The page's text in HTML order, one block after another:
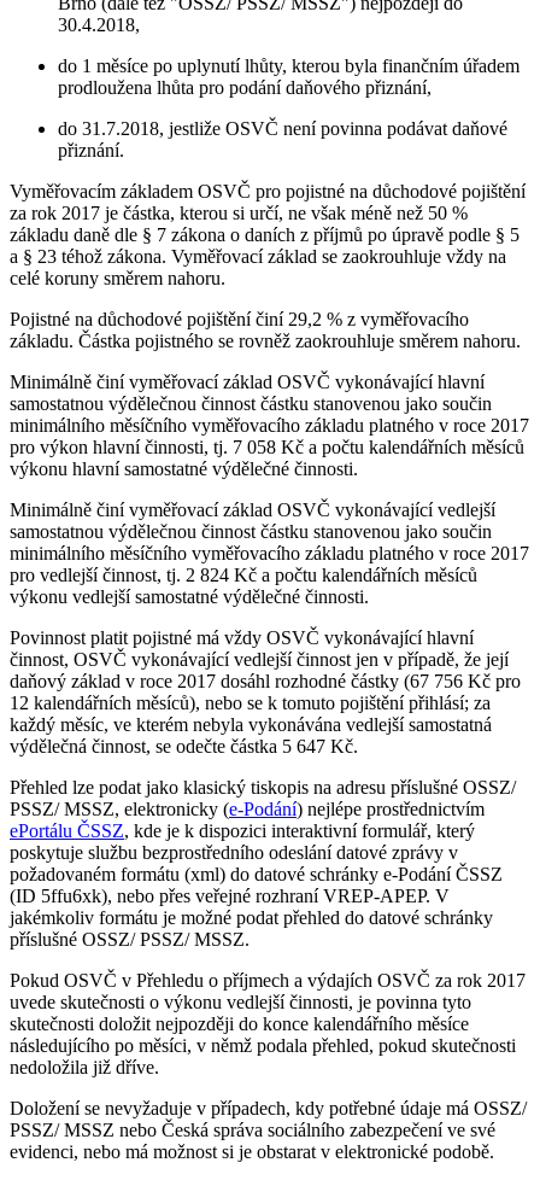
30.4.2018,
do 1 měsíce po uplynutí lhůty, kterou byla finančním úřadem
prodloužena lhůta pro podání daňového přiznání,
do 31.7.2018, jestliže OSVČ není povinna podávat daňové
přiznání.
Vyměřovacím základem OSVČ pro pojistné na důchodové pojištění
za rok 2017 je částka, kterou si určí, ne však méně než 50 %
základu daně dle § 7 zákona o daních z příjmů po úpravě podle § 5
a § 23 téhož zákona. Vyměřovací základ se zaokrouhluje vždy na
celé koruny směrem nahoru.
Pojistné na důchodové pojištění činí 29,2 % z vyměřovacího
základu. Částka pojistného se rovněž zaokrouhluje směrem nahoru.
Minimálně činí vyměřovací základ OSVČ vykonávající hlavní
samostatnou výdělečnou činnost částku stanovenou jako součin
minimálního měsíčního vyměřovacího základu platného v roce 2017
pro výkon hlavní činnosti, tj. 7 058 Kč a počtu kalendářních měsíců
výkonu hlavní samostatné výdělečné činnosti.
Minimálně činí vyměřovací základ OSVČ vykonávající vedlejší
samostatnou výdělečnou činnost částku stanovenou jako součin
minimálního měsíčního vyměřovacího základu platného v roce 2017
pro vedlejší činnost, tj. 2 824 Kč a počtu kalendářních měsíců
výkonu vedlejší samostatné výdělečné činnosti.
Povinnost platit pojistné má vždy OSVČ vykonávající hlavní
činnost, OSVČ vykonávající vedlejší činnost jen v případě, že její
daňový základ v roce 2017 dosáhl rozhodné částky (67 756 Kč pro
12 kalendářních měsíců), nebo se k tomuto pojištění přihlásí; za
každý měsíc, ve kterém nebyla vykonávána vedlejší samostatná
výdělečná činnost, se odečte částka 5 647 Kč.
Přehled lze podat jako klasický tiskopis na adresu příslušné OSSZ/
PSSZ/ MSSZ, elektronicky (e-Podání) nejlépe prostřednictvím
ePortálu ČSSZ, kde je k dispozici interaktivní formulář, který
poskytuje službu bezprostředního odeslání datové zprávy v
požadovaném formátu (xml) do datové schránky e-Podání ČSSZ
(ID 5ffu6xk), nebo přes veřejné rozhraní VREP-APEP. V
jakémkoliv formátu je možné podat přehled do datové schránky
příslušné OSSZ/ PSSZ/ MSSZ.
Pokud OSVČ v Přehledu o příjmech a výdajích OSVČ za rok 2017
uvede skutečnosti o výkonu vedlejší činnosti, je povinna tyto
skutečnosti doložit nejpozději do konce kalendářního měsíce
následujícího po měsíci, v němž podala přehled, pokud skutečnosti
nedoložila již dříve.
Doložení se nevyžaduje v případech, kdy potřebné údaje má OSSZ/
PSSZ/ MSSZ nebo Česká správa sociálního zabezpečení ve své
evidenci, nebo má možnost si je obstarat v elektronické podobě.